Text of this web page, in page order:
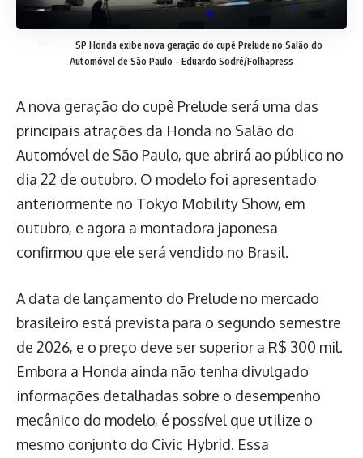
SP Honda exibe nova geração do cupê Prelude no Salão do
Automóvel de São Paulo - Eduardo Sodré/Folhapress
A nova geração do cupê Prelude será uma das
principais atrações da Honda no Salão do
Automóvel de São Paulo, que abrirá ao público no
dia 22 de outubro. O modelo foi apresentado
anteriormente no Tokyo Mobility Show, em
outubro, e agora a montadora japonesa
confirmou que ele será vendido no Brasil.
A data de lançamento do Prelude no mercado
brasileiro está prevista para o segundo semestre
de 2026, e o preço deve ser superior a R$ 300 mil.
Embora a Honda ainda não tenha divulgado
informações detalhadas sobre o desempenho
mecânico do modelo, é possível que utilize o
mesmo conjunto do Civic Hybrid. Essa